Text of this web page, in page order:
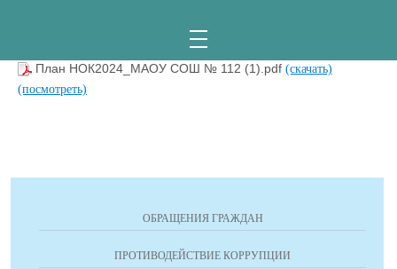
план мероприятий по устранению недостатков,
выявленных в 2021 году НОК.pdf
План НОК2024_МАОУ СОШ № 112 (1).pdf (скачать)
(посмотреть)
ОБРАЩЕНИЯ ГРАЖДАН
ПРОТИВОДЕЙСТВИЕ КОРРУПЦИИ